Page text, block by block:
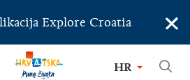
Explore Croatia ×
HR